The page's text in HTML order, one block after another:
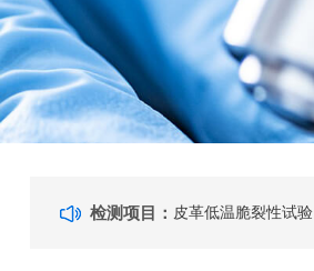
检测项目： 皮革低温脆裂性试验